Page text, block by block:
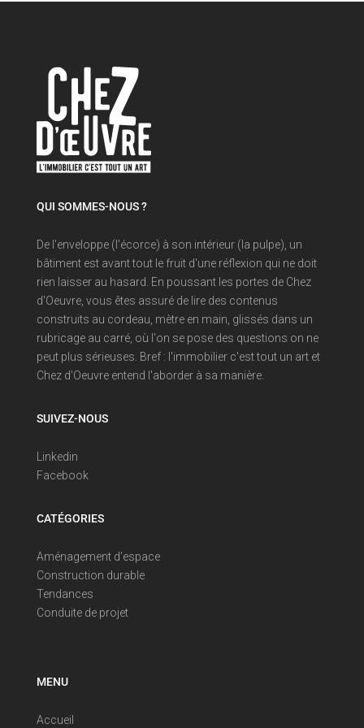
QUI SOMMES-NOUS ?
De l'enveloppe (l'écorce) à son intérieur (la pulpe), un
bâtiment est avant tout le fruit d'une réflexion qui ne doit
rien laisser au hasard. En poussant les portes de Chez
d'Oeuvre, vous êtes assuré de lire des contenus
construits au cordeau, mètre en main, glissés dans un
rubricage au carré, où l'on se pose des questions on ne
peut plus sérieuses. Bref : l'immobilier c'est tout un art et
Chez d'Oeuvre entend l'aborder à sa manière.
SUIVEZ-NOUS
Linkedin
Facebook
CATÉGORIES
Aménagement d'espace
Construction durable
Tendances
Conduite de projet
MENU
Accueil